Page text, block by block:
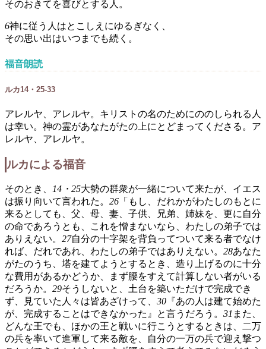
そのおきてを喜びとする人。
6神に従う人はとこしえにゆるぎなく、
その思い出はいつまでも続く。
福音朗読
ルカ14・25-33
アレルヤ、アレルヤ。キリストの名のためにののしられる人
は幸い。神の霊があなたがたの上にとどまってくださる。ア
レルヤ、アレルヤ。
ルカによる福音
そのとき、 14・25大勢の群衆が一緒について来たが、イエス
は振り向いて言われた。 26 「もし、だれかがわたしのもとに
来るとしても、父、母、妻、子供、兄弟、姉妹を、更に自分
の命であろうとも、これを憎まないなら、わたしの弟子では
ありえない。 27自分の十字架を背負ってついて来る者でなけ
れば、だれであれ、わたしの弟子ではありえない。 28あなた
がたのうち、塔を建てようとするとき、造り上げるのに十分
な費用があるかどうか、まず腰をすえて計算しない者がいる
だろうか。 29そうしないと、土台を築いただけで完成でき
ず、見ていた人々は皆あざけって、 30 『あの人は建て始めた
が、完成することはできなかった』と言うだろう。 31 また、
どんな王でも、ほかの王と戦いに行こうとするときは、二万
の兵を率いて進軍して来る敵を、自分の一万の兵で迎え撃つ